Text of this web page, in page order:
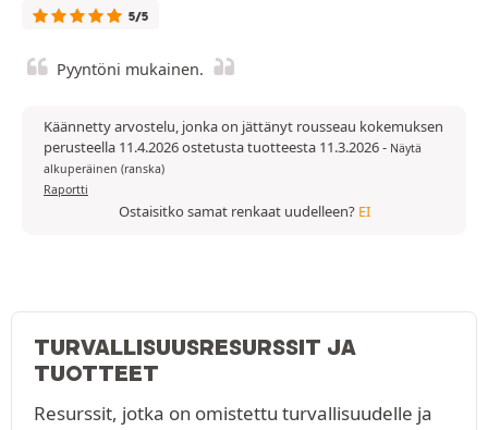
5/5
Pyyntöni mukainen.
Käännetty arvostelu, jonka on jättänyt rousseau kokemuksen
perusteella 11.4.2026 ostetusta tuotteesta 11.3.2026- Näytä
alkuperäinen (ranska)
Raportti
Ostaisitko samat renkaat uudelleen? EI
TURVALLISUUSRESURSSIT JA
TUOTTEET
Resurssit, jotka on omistettu turvallisuudelle ja